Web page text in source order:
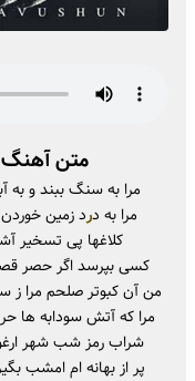
متن آهنگ
مرا به سنگ ببند و به
مرا به درد زمین خوردن
کلاغها پی تسخیر
کسی بپرسد اگر حصر
من آن کبوتر صلحم مرا ز
مرا که آتش سودابه ها
شراب رمز شب شهر
پر از بهانه ام امشب